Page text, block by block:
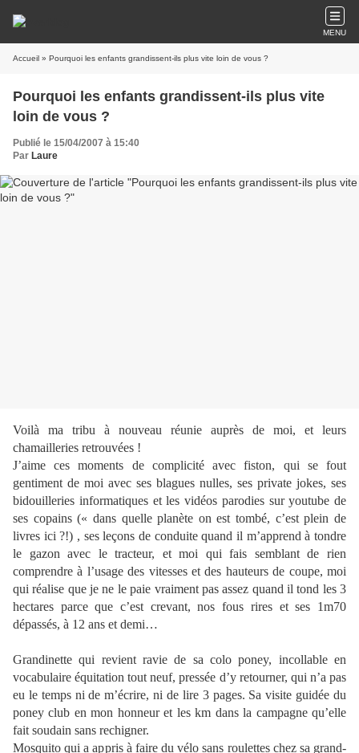
MENU
Accueil » Pourquoi les enfants grandissent-ils plus vite loin de vous ?
Pourquoi les enfants grandissent-ils plus vite
loin de vous ?
Publié le 15/04/2007 à 15:40
Par Laure
Voilà ma tribu à nouveau réunie auprès de moi, et leurs
chamailleries retrouvées !
J’aime ces moments de complicité avec fiston, qui se fout
gentiment de moi avec ses blagues nulles, ses private jokes, ses
bidouilleries informatiques et les vidéos parodies sur youtube de
ses copains (« dans quelle planète on est tombé, c’est plein de
livres ici ?!) , ses leçons de conduite quand il m’apprend à tondre
le gazon avec le tracteur, et moi qui fais semblant de rien
comprendre à l’usage des vitesses et des hauteurs de coupe, moi
qui réalise que je ne le paie vraiment pas assez quand il tond les 3
hectares parce que c’est crevant, nos fous rires et ses 1m70
dépassés, à 12 ans et demi…
Grandinette qui revient ravie de sa colo poney, incollable en
vocabulaire équitation tout neuf, pressée d’y retourner, qui n’a pas
eu le temps ni de m’écrire, ni de lire 3 pages. Sa visite guidée du
poney club en mon honneur et les km dans la campagne qu’elle
fait soudain sans rechigner.
Mosquito qui a appris à faire du vélo sans roulettes chez sa grand-